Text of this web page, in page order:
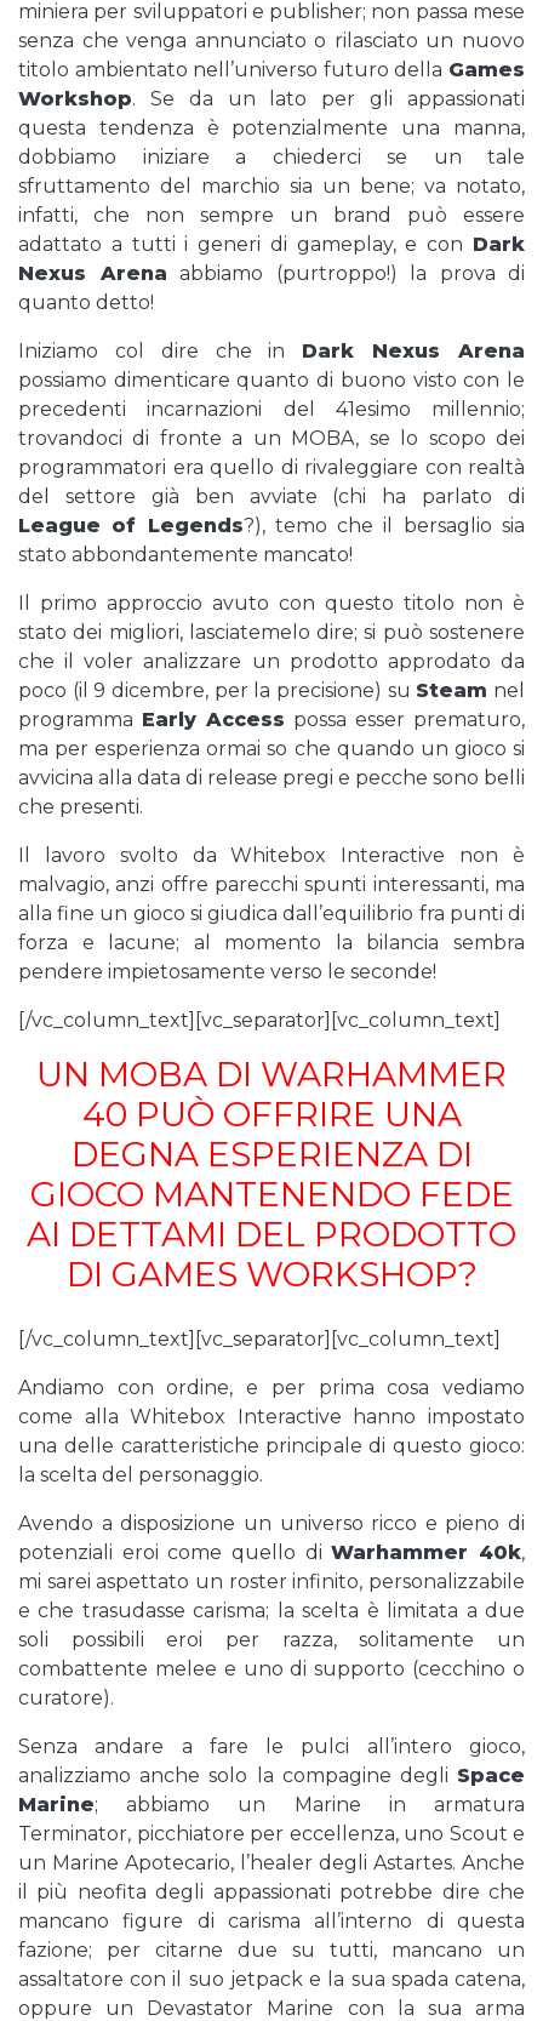
miniera per sviluppatori e publisher; non passa mese
senza che venga annunciato o rilasciato un nuovo
titolo ambientato nell’universo futuro della Games
Workshop. Se da un lato per gli appassionati
questa tendenza è potenzialmente una manna,
dobbiamo iniziare a chiederci se un tale
sfruttamento del marchio sia un bene; va notato,
infatti, che non sempre un brand può essere
adattato a tutti i generi di gameplay, e con Dark
Nexus Arena abbiamo (purtroppo!) la prova di
quanto detto!
Iniziamo col dire che in Dark Nexus Arena
possiamo dimenticare quanto di buono visto con le
precedenti incarnazioni del 41esimo millennio;
trovandoci di fronte a un MOBA, se lo scopo dei
programmatori era quello di rivaleggiare con realtà
del settore già ben avviate (chi ha parlato di
League of Legends?), temo che il bersaglio sia
stato abbondantemente mancato!
Il primo approccio avuto con questo titolo non è
stato dei migliori, lasciatemelo dire; si può sostenere
che il voler analizzare un prodotto approdato da
poco (il 9 dicembre, per la precisione) su Steam nel
programma Early Access possa esser prematuro,
ma per esperienza ormai so che quando un gioco si
avvicina alla data di release pregi e pecche sono belli
che presenti.
Il lavoro svolto da Whitebox Interactive non è
malvagio, anzi offre parecchi spunti interessanti, ma
alla fine un gioco si giudica dall’equilibrio fra punti di
forza e lacune; al momento la bilancia sembra
pendere impietosamente verso le seconde!
[/vc_column_text][vc_separator][vc_column_text]
UN MOBA DI WARHAMMER
40 PUÒ OFFRIRE UNA
DEGNA ESPERIENZA DI
GIOCO MANTENENDO FEDE
AI DETTAMI DEL PRODOTTO
DI GAMES WORKSHOP?
[/vc_column_text][vc_separator][vc_column_text]
Andiamo con ordine, e per prima cosa vediamo
come alla Whitebox Interactive hanno impostato
una delle caratteristiche principale di questo gioco:
la scelta del personaggio.
Avendo a disposizione un universo ricco e pieno di
potenziali eroi come quello diWarhammer 40k,
mi sarei aspettato un roster infinito, personalizzabile
e che trasudasse carisma; la scelta è limitata a due
soli possibili eroi per razza, solitamente un
combattente melee e uno di supporto (cecchino o
curatore).
Senza andare a fare le pulci all’intero gioco,
analizziamo anche solo la compagine degli Space
Marine; abbiamo un Marine in armatura
Terminator, picchiatore per eccellenza, uno Scout e
un Marine Apotecario, l’healer degli Astartes. Anche
il più neofita degli appassionati potrebbe dire che
mancano figure di carisma all’interno di questa
fazione; per citarne due su tutti, mancano un
assaltatore con il suo jetpack e la sua spada catena,
oppure un Devastator Marine con la sua arma